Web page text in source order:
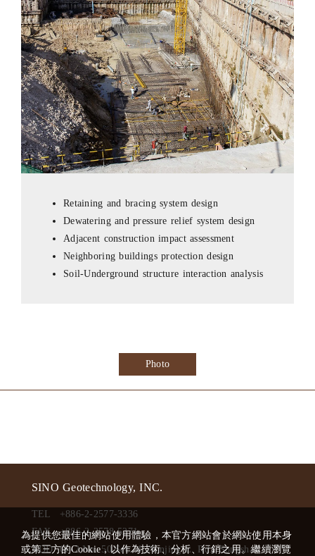
Retaining and bracing system design
Dewatering and pressure relief system design
Adjacent construction impact assessment
Neighboring buildings protection design
Soil-Underground structure interaction analysis
Photo
SINO Geotechnology, INC.
TEL
+886-2-2577-3336
FAX
+886-2-2578-5271
ADD
6F-2,No. 50,Sec. 4 ,Nanjing E. Rd., Songshan
為提供您最佳的網站使用體驗，本官方網站會於網站使用本身
或第三方的Cookie，以作為技術、分析、行銷之用。繼續瀏覽